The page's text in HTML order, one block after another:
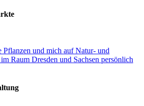
Pflanzen und mich auf Natur- und
Raum Dresden und Sachsen persönlich